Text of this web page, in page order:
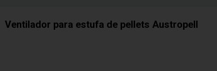
Ventilador para estufa de pellets Austropell